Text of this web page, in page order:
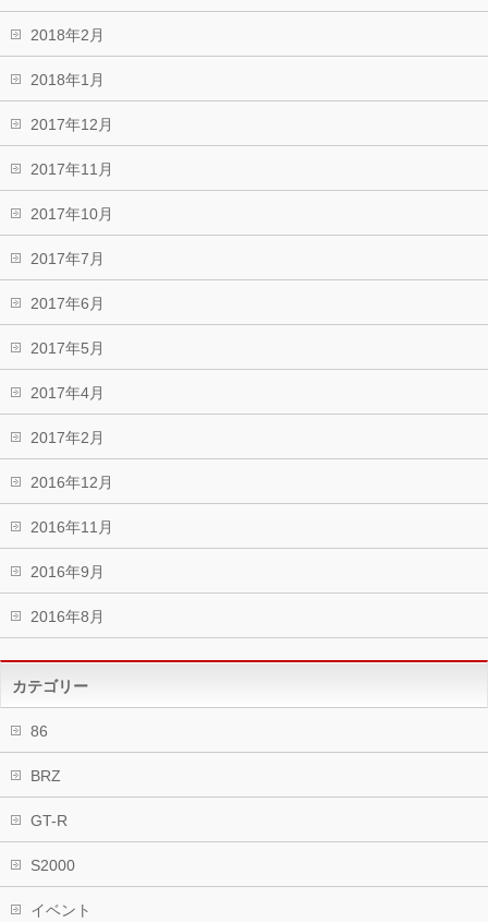
2018年2月
2018年1月
2017年12月
2017年11月
2017年10月
2017年7月
2017年6月
2017年5月
2017年4月
2017年2月
2016年12月
2016年11月
2016年9月
2016年8月
カテゴリー
86
BRZ
GT-R
S2000
イベント